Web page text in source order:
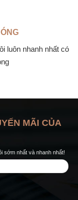
luôn nhanh nhất có
MÃI CỦA
sớm nhất và nhanh nhất!